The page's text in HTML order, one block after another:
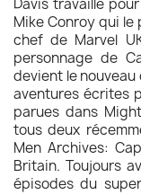
Davis travaille
Mike Conroy qui le
chef de Marvel
personnage de
devient le
aventures écrites
parues dans
tous deux
Men Archives:
Britain. Toujours
épisodes du